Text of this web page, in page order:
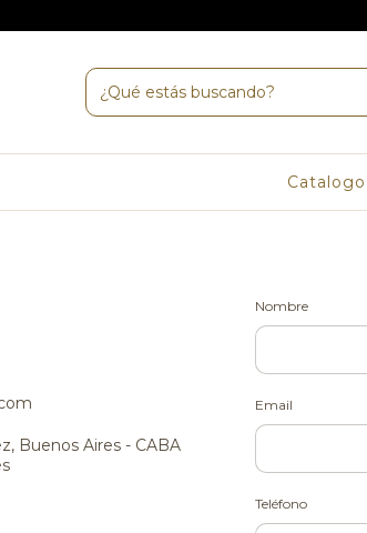
Catalogo
Buenos Aires - CABA
Nombre
Email
Teléfono